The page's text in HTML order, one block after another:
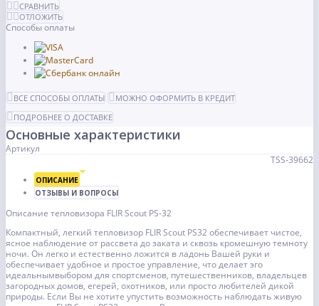
СРАВНИТЬ
ОТЛОЖИТЬ
Способы оплаты
ВСЕ СПОСОБЫ ОПЛАТЫ
МОЖНО ОФОРМИТЬ В КРЕДИТ
ПОДРОБНЕЕ О ДОСТАВКЕ
Основные характеристики
Артикул
TSS-39662
ОПИСАНИЕ
ОТЗЫВЫ И ВОПРОСЫ
Описание тепловизора FLIR Scout PS-32
Компактный, легкий тепловизор FLIR Scout PS32 обеспечивает чистое,
ясное наблюдение от рассвета до заката и сквозь кромешную темноту
ночи. Он легко и естественно ложится в ладонь Вашей руки и
обеспечивает удобное и простое управление, что делает эго
идеальнымвыбором для спортсменов, путешественников, владельцев
загородных домов, егерей, охотников, или просто любителей дикой
природы. Если Вы не хотите упустить возможность наблюдать живую